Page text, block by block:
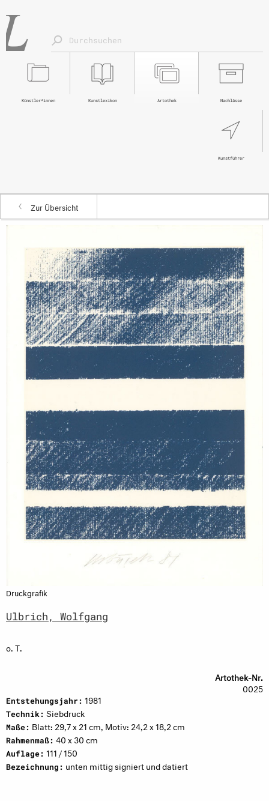
Nachlässe
Artothek
Kunstlexikon
Künstler*innen
Kunstführer
Zur Übersicht
Druckgrafik
Ulbrich, Wolfgang
o. T.
Artothek-Nr.
0025
Entstehungsjahr: 1981
Technik: Siebdruck
Maße: Blatt: 29,7 x 21 cm, Motiv: 24,2 x 18,2 cm
Rahmenmaß: 40 x 30 cm
Auflage: 111 / 150
Bezeichnung: unten mittig signiert und datiert